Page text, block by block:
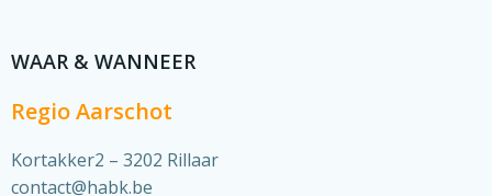
WAAR & WANNEER
Regio Aarschot
Kortakker2 – 3202 Rillaar
contact@habk.be